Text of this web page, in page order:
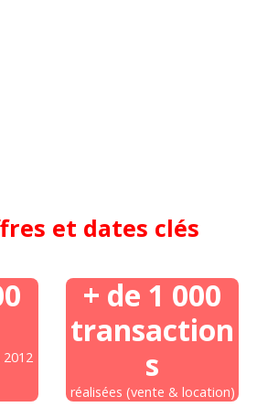
et dates clés
+ de 1 000
transaction
s
réalisées (vente & location)